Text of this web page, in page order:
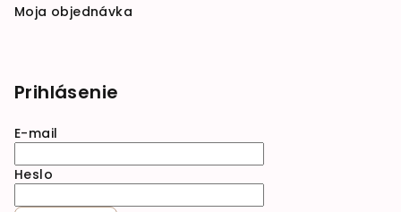
Moja objednávka
Prihlásenie
E-mail
Heslo